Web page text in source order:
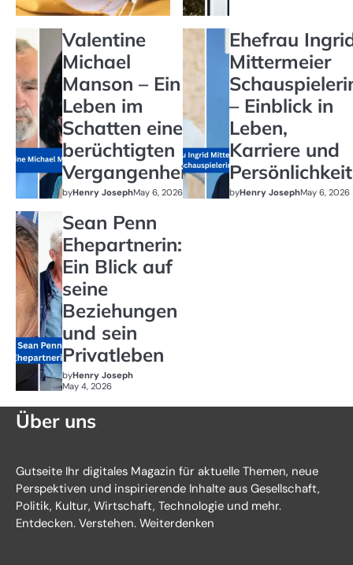
Valentine
Michael
Manson – Ein
Leben im
Schatten einer
berüchtigten
Vergangenheit
byHenry JosephMay 6, 2026
Ehefrau
Mittermeier
– Einblick in
Leben,
Karriere und
Persönlichkeit
byHenry JosephMay 6, 2026
Sean Penn
Ehepartnerin:
Ein Blick auf
seine
Beziehungen
und sein
Privatleben
byHenry Joseph
May 4, 2026
Über uns
Gutseite Ihr digitales Magazin für aktuelle Themen, neue
Perspektiven und inspirierende Inhalte aus Gesellschaft,
Politik, Kultur, Wirtschaft, Technologie und mehr.
Entdecken. Verstehen. Weiterdenken